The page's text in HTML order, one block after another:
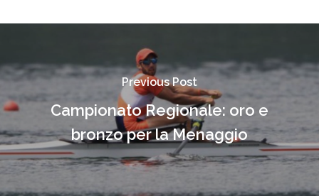
Previous Post
Campionato Regionale: oro e
bronzo per la Menaggio